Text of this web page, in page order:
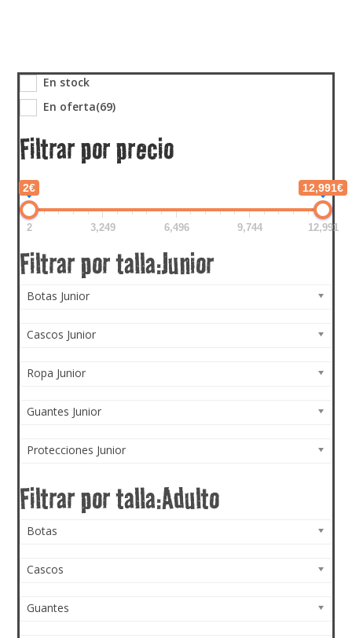
En stock
En oferta(69)
Filtrar por precio
2€ 12,991€
2 3,249 6,496 9,744 12,991
Botas Junior
Cascos Junior
Ropa Junior
Guantes Junior
Protecciones Junior
Botas
Cascos
Guantes